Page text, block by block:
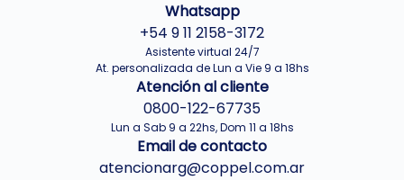
Whatsapp
+54 9 11 2158-3172
Asistente virtual 24/7
At. personalizada de Lun a Vie 9 a 18hs
Atención al cliente
0800-122-67735
Lun a Sab 9 a 22hs, Dom 11 a 18hs
Email de contacto
atencionarg@coppel.com.ar